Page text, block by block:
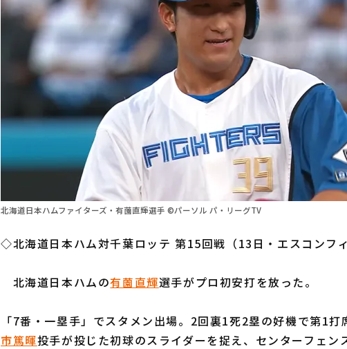
北海道日本ハムファイターズ・有薗直輝選手 ©パーソル パ・リーグTV
◇北海道日本ハム対千葉ロッテ 第15回戦（13日・エスコンフィ
北海道日本ハムの有薗直輝選手がプロ初安打を放った。
「7番・一塁手」でスタメン出場。2回裏1死2塁の好機で第1打
市篤暉投手が投じた初球のスライダーを捉え、センターフェン